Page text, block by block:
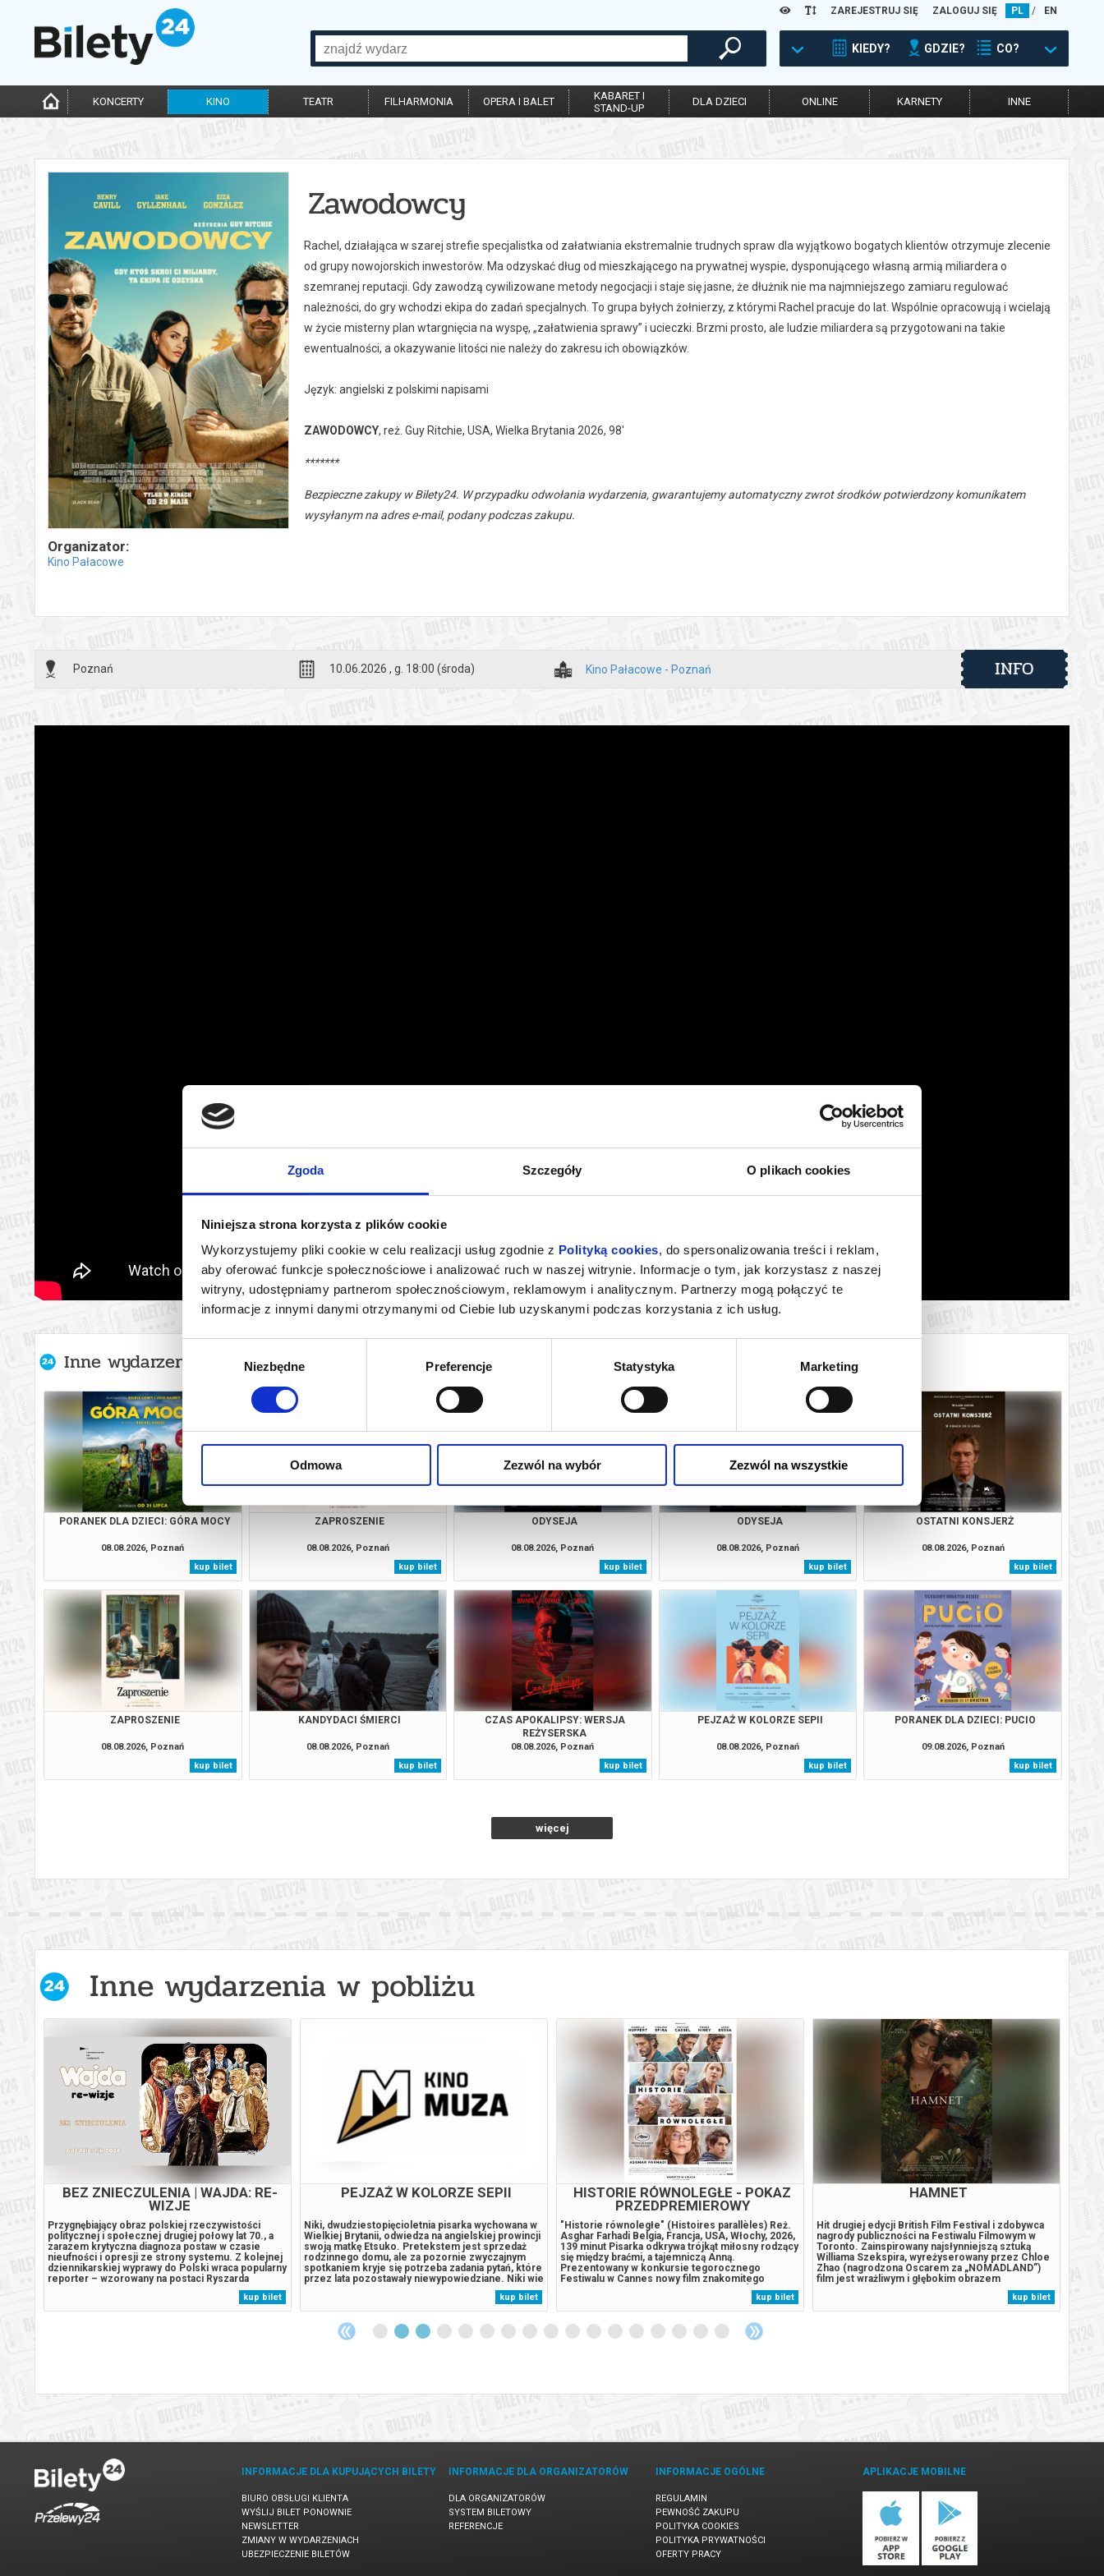
Zgoda Szczegóły O plikach cookies
Niniejsza strona korzysta z plików cookie
Wykorzystujemy pliki cookie w celu realizacji usług zgodnie z Polityką cookies, do spersonalizowania treści i reklam,
aby oferować funkcje społecznościowe i analizować ruch w naszej witrynie. Informacje o tym, jak korzystasz z naszej
witryny, udostępniamy partnerom społecznościowym, reklamowym i analitycznym. Partnerzy mogą połączyć te
informacje z innymi danymi otrzymanymi od Ciebie lub uzyskanymi podczas korzystania z ich usług.
Niezbędne Preferencje Statystyka Marketing
Odmowa Zezwól na wybór Zezwól na wszystkie
ZAREJESTRUJ SIĘ ZALOGUJ SIĘ PL / EN
KIEDY? GDZIE? CO?
KONCERTY KINO TEATR FILHARMONIA OPERA I BALET
KABARET I
STAND-UP
DLA DZIECI ONLINE KARNETY INNE
Organizator:
Kino Pałacowe
Zawodowcy
Rachel, działająca w szarej strefie specjalistka od załatwiania ekstremalnie trudnych spraw dla wyjątkowo bogatych klientów otrzymuje zlecenie
od grupy nowojorskich inwestorów. Ma odzyskać dług od mieszkającego na prywatnej wyspie, dysponującego własną armią miliardera o
szemranej reputacji. Gdy zawodzą cywilizowane metody negocjacji i staje się jasne, że dłużnik nie ma najmniejszego zamiaru regulować
należności, do gry wchodzi ekipa do zadań specjalnych. To grupa byłych żołnierzy, z którymi Rachel pracuje do lat. Wspólnie opracowują i wcielają
w życie misterny plan wtargnięcia na wyspę, „załatwienia sprawy” i ucieczki. Brzmi prosto, ale ludzie miliardera są przygotowani na takie
ewentualności, a okazywanie litości nie należy do zakresu ich obowiązków.
Język: angielski z polskimi napisami
ZAWODOWCY, reż. Guy Ritchie, USA, Wielka Brytania 2026, 98'
*******
Bezpieczne zakupy w Bilety24. W przypadku odwołania wydarzenia, gwarantujemy automatyczny zwrot środków potwierdzony komunikatem
wysyłanym na adres e-mail, podany podczas zakupu.
Poznań 10.06.2026 , g. 18:00 (środa) Kino Pałacowe - Poznań INFO
Inne wydarzenia organizatora
PORANEK DLA DZIECI: GÓRA MOCY
08.08.2026, Poznań
kup bilet
ZAPROSZENIE
08.08.2026, Poznań
kup bilet
ODYSEJA
08.08.2026, Poznań
kup bilet
ODYSEJA
08.08.2026, Poznań
kup bilet
OSTATNI KONSJERŻ
08.08.2026, Poznań
kup bilet
ZAPROSZENIE
08.08.2026, Poznań
kup bilet
KANDYDACI ŚMIERCI
08.08.2026, Poznań
kup bilet
CZAS APOKALIPSY: WERSJA
REŻYSERSKA
08.08.2026, Poznań
kup bilet
PEJZAŻ W KOLORZE SEPII
08.08.2026, Poznań
kup bilet
PORANEK DLA DZIECI: PUCIO
09.08.2026, Poznań
kup bilet
więcej
Inne wydarzenia w pobliżu
bilet
BEZ ZNIECZULENIA | WAJDA: RE-
WIZJE
Przygnębiający obraz polskiej rzeczywistości
politycznej i społecznej drugiej połowy lat 70., a
zarazem krytyczna diagnoza postaw w czasie
nieufności i opresji ze strony systemu. Z kolejnej
dziennikarskiej wyprawy do Polski wraca popularny
reporter – wzorowany na postaci Ryszarda
Kapuścińskiego. Z zaskoczeniem przyjmuje, że
staje się – bez żadnego wyjaśnienia – obiektem
zorganizowanej nagonki. W pracy...
kup bilet
PEJZAŻ W KOLORZE SEPII
Niki, dwudziestopięcioletnia pisarka wychowana w
Wielkiej Brytanii, odwiedza na angielskiej prowincji
swoją matkę Etsuko. Pretekstem jest sprzedaż
rodzinnego domu, ale za pozornie zwyczajnym
spotkaniem kryje się potrzeba zadania pytań, które
przez lata pozostawały niewypowiedziane. Niki wie
niewiele o japońskiej przeszłości matki, o
wyjechała do Wielkiej Brytanii,...
kup bilet
HISTORIE RÓWNOLEGŁE - POKAZ
PRZEDPREMIEROWY
"Historie równoległe" (Histoires parallèles) Reż.
Asghar Farhadi Belgia, Francja, USA, Włochy, 2026,
139 minut Pisarka odkrywa trójkąt miłosny rodzący
się między braćmi, a tajemniczą Anną.
Prezentowany w konkursie tegorocznego
Festiwalu w Cannes nowy film znakomitego
Asghara Farhadiego, zdobywcy OSCARÓW za
„Rozstanie” i „Klienta”. Wyprodukowany przez
Macieja Musiała i Krzysztofa Piesiewicza film
kup bilet
HAMNET
Hit drugiej edycji British Film Festival i zdobywca
nagrody publiczności na Festiwalu Filmowym w
Toronto. Zainspirowany najsłynniejszą sztuką
Williama Szekspira, wyreżyserowany przez Chloe
Zhao (nagrodzona Oscarem za „NOMADLAND”)
film jest wrażliwym i głębokim obrazem
małżeństwa próbującego ukształtować się na nowo
po śmierci dziecka. W rolach głównych zjawiskowy
duet: Jessie Buckley i Paul Mescal.*******...
kup bilet
INFORMACJE DLA KUPUJĄCYCH BILETY
BIURO OBSŁUGI KLIENTA
WYŚLIJ BILET PONOWNIE
NEWSLETTER
ZMIANY W WYDARZENIACH
UBEZPIECZENIE BILETÓW
INFORMACJE DLA ORGANIZATORÓW
DLA ORGANIZATORÓW
SYSTEM BILETOWY
REFERENCJE
INFORMACJE OGÓLNE
REGULAMIN
PEWNOŚĆ ZAKUPU
POLITYKA COOKIES
POLITYKA PRYWATNOŚCI
OFERTY PRACY
APLIKACJE MOBILNE